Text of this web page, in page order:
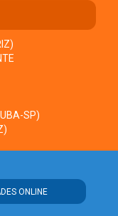
SP)
ONLINE